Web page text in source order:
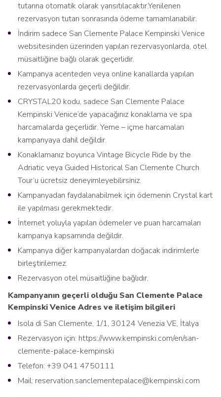
tutarına otomatik olarak yansıtılacaktır.Yenilenen
rezervasyon tutarı sonrasında ödeme tamamlanabilir.
İndirim sadece San Clemente Palace Kempinski Venice
websitesinden üzerinden yapılan rezervasyonlarda, otel
müsaitliğine bağlı olarak geçerlidir.
Kampanya acenteden veya online kanallarda yapılan
rezervasyonlarda geçerli değildir.
CRYSTAL20 kodu, sadece San Clemente Palace
Kempinski Venice’de yapacağınız konaklama ve spa
harcamalarda geçerlidir. Yeme – içme harcamaları
kampanyaya dahil değildir.
Konaklamanız boyunca Vintage Bicycle Ride by the
Adriatic veya Guided Historical San Clemente Church
Tour’u ücretsiz deneyimleyebilirsiniz.
Kampanyadan faydalanabilmek için ödemenin Crystal kart
ile yapılması gerekmektedir.
İnternet yoluyla yapılan ödemeler ve puan harcamaları
kampanya kapsamında değildir.
Kampanya diğer kampanyalardan doğacak indirimlerle
birleştirilemez.
Rezervasyon otel müsaitliğine bağlıdır.
Kampanyanın geçerli olduğu San Clemente Palace
Kempinski Venice Adres ve iletişim bilgileri
Isola di San Clemente, 1/1, 30124 Venezia VE, İtalya
Rezervasyon için: https://www.kempinski.com/en/san-
clemente-palace-kempinski
Telefon: +39 041 4750111
Mail: reservation.sanclementepalace@kempinski.com